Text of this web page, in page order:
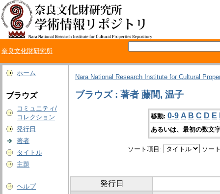
奈良文化財研究所
ホーム
ブラウズ
コミュニティ/
コレクション
発行日
著者
タイトル
主題
ヘルプ
Nara National Research Institute for Cultural
ブラウズ : 著者 藤間, 温子
移動: 0-9 A B C D E
あるいは、最初の数文
ソート項目: ソー
発行日